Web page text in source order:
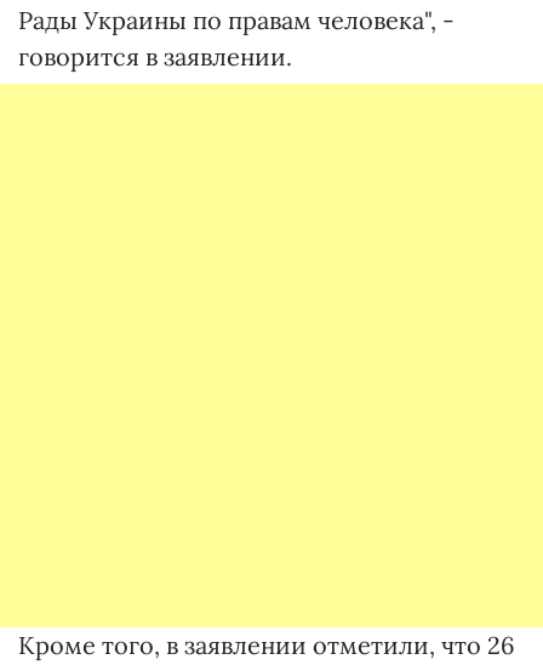
Рады Украины по правам человека", -
говорится в заявлении.
Кроме того, в заявлении отметили, что 26